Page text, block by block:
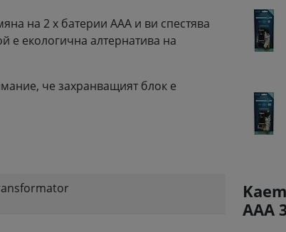
на 2 x батерии ААА и ви спестява
е екологична алтернатива на
че захранващият блок е
AAA